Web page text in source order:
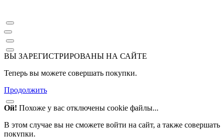
ВЫ ЗАРЕГИСТРИРОВАНЫ НА САЙТЕ
Теперь вы можете совершать покупки.
Продолжить
Ой! Похоже у вас отключены cookie файлы...
В этом случае вы не сможете войти на сайт, а также совершать
покупки.